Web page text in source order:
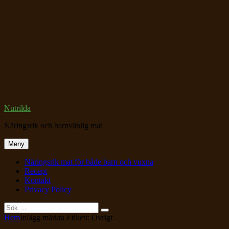
Nutrilda
Näringsrik och barnvänlig mat
Meny
Näringsrik mat för både barn och vuxna
Recept
Kontakt
Privacy Policy
Sök
Sök
Sök
efter:
Webbplatsens
HemInlägg märkta Etikett: Övrigt